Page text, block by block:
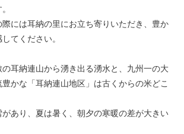
際には耳納の里にお立ち寄りいただき、豊か
てください。
耳納連山から湧き出る湧水と、九州一の大
かな「耳納連山地区」は古くからの米どこ
あり、夏は暑く、朝夕の寒暖の差が大きい